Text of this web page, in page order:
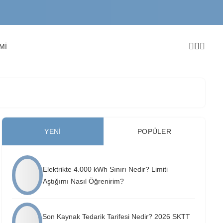
YENI POPÜLER
Elektrikte 4.000 kWh Sınırı Nedir? Limiti
Aştığımı Nasıl Öğrenirim?
Son Kaynak Tedarik Tarifesi Nedir? 2026 SKTT